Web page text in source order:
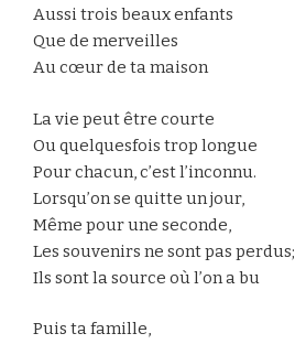
Aussi trois beaux enfants
Que de merveilles
Au cœur de ta maison
La vie peut être courte
Ou quelquesfois trop longue
Pour chacun, c’est l’inconnu.
Lorsqu’on se quitte un jour,
Même pour une seconde,
Les souvenirs ne sont pas perdus;
Ils sont la source où l’on a bu
Puis ta famille,